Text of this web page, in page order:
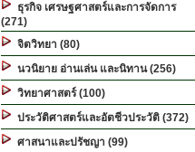
ธุรกิจ เศรษฐศาสตร์และการจัดการ
(271)
จิตวิทยา (80)
นวนิยาย อ่านเล่น และนิทาน (256)
วิทยาศาสตร์ (100)
ประวัติศาสตร์และอัตชีวประวัติ (372)
ศาสนาและปรัชญา (99)